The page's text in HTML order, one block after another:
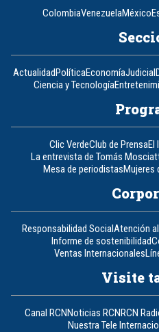
ColombiaVenezuelaMéxico
ActualidadPolíticaEconomíaJudicial
Ciencia y Tecnología
Clic VerdeClub de PrensaEl
La entrevista de Tomás
Mesa de periodistasMujeres
Responsabilidad SocialAtención
Informe de sostenibilidad
Ventas Internacionales
Visite
Canal RCNNoticias RCNRCN
Nuestra Tele